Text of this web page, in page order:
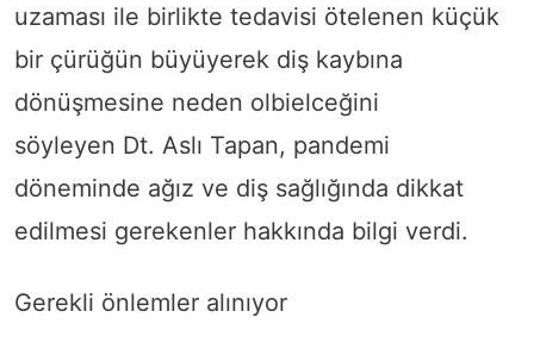
uzaması ile birlikte tedavisi ötelenen küçük
bir çürüğün büyüyerek diş kaybına
dönüşmesine neden olbielceğini
söyleyen Dt. Aslı Tapan, pandemi
döneminde ağız ve diş sağlığında dikkat
edilmesi gerekenler hakkında bilgi verdi.
Gerekli önlemler alınıyor